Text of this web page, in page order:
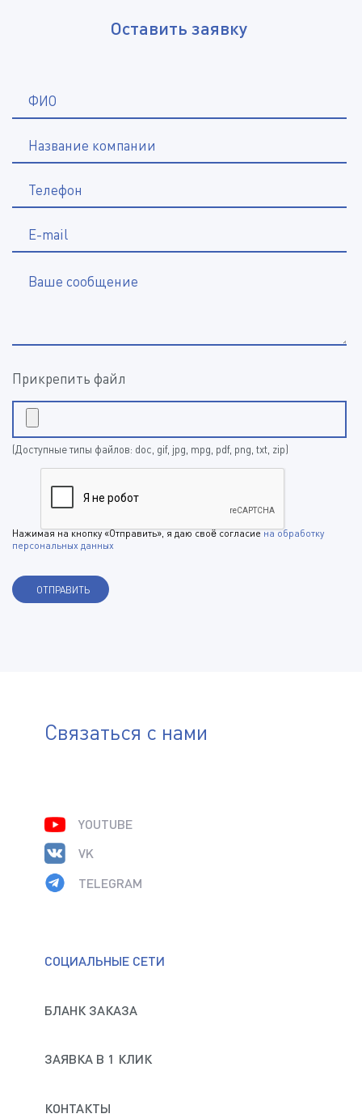
Оставить заявку
ФИО
Название компании
Телефон
E-mail
Ваше сообщение
Прикрепить файл
(Доступные типы файлов: doc, gif, jpg, mpg, pdf, png, txt, zip)
Нажимая на кнопку «Отправить», я даю своё согласиена обработку
персональных данных
Связаться с нами
СОЦИАЛЬНЫЕ СЕТИ
БЛАНК ЗАКАЗА
ЗАЯВКА В 1 КЛИК
КОНТАКТЫ
YOUTUBE
VK
TELEGRAM